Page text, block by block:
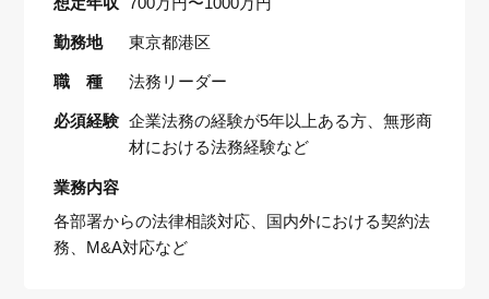
勤務地 東京都港区
職 種 法務リーダー
必須経験 企業法務の経験が5年以上ある方、無形商
材における法務経験など
業務内容
各部署からの法律相談対応、国内外における契約法
務、M&A対応など